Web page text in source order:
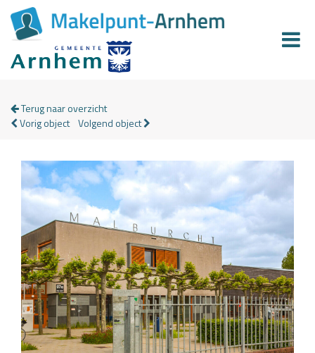
Terug naar overzicht
Vorig object Volgend object